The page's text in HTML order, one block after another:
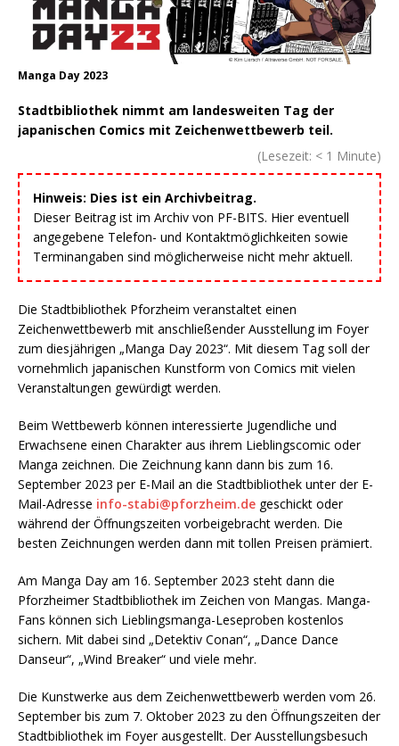
Manga Day 2023
Stadtbibliothek nimmt am landesweiten Tag der
japanischen Comics mit Zeichenwettbewerb teil.
(Lesezeit: < 1 Minute)
Hinweis: Dies ist ein Archivbeitrag.
Dieser Beitrag ist im Archiv von PF-BITS. Hier eventuell
angegebene Telefon- und Kontaktmöglichkeiten sowie
Terminangaben sind möglicherweise nicht mehr aktuell.
Die Stadtbibliothek Pforzheim veranstaltet einen
Zeichenwettbewerb mit anschließender Ausstellung im Foyer
zum diesjährigen „Manga Day 2023“. Mit diesem Tag soll der
vornehmlich japanischen Kunstform von Comics mit vielen
Veranstaltungen gewürdigt werden.
Beim Wettbewerb können interessierte Jugendliche und
Erwachsene einen Charakter aus ihrem Lieblingscomic oder
Manga zeichnen. Die Zeichnung kann dann bis zum 16.
September 2023 per E-Mail an die Stadtbibliothek unter der E-
Mail-Adresse info-stabi@pforzheim.de geschickt oder
während der Öffnungszeiten vorbeigebracht werden. Die
besten Zeichnungen werden dann mit tollen Preisen prämiert.
Am Manga Day am 16. September 2023 steht dann die
Pforzheimer Stadtbibliothek im Zeichen von Mangas. Manga-
Fans können sich Lieblingsmanga-Leseproben kostenlos
sichern. Mit dabei sind „Detektiv Conan“, „Dance Dance
Danseur“, „Wind Breaker“ und viele mehr.
Die Kunstwerke aus dem Zeichenwettbewerb werden vom 26.
September bis zum 7. Oktober 2023 zu den Öffnungszeiten der
Stadtbibliothek im Foyer ausgestellt. Der Ausstellungsbesuch